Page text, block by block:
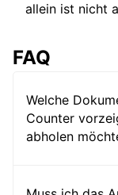
allein ist nicht
FAQ
Welche
Counter
abholen